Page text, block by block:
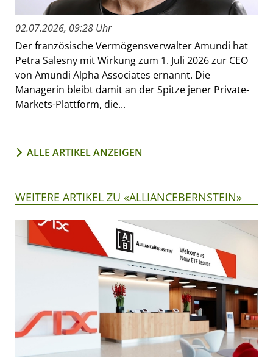
02.07.2026, 09:28 Uhr
Der französische Vermögensverwalter Amundi hat
Petra Salesny mit Wirkung zum 1. Juli 2026 zur CEO
von Amundi Alpha Associates ernannt. Die
Managerin bleibt damit an der Spitze jener Private-
Markets-Plattform, die...
ALLE ARTIKEL ANZEIGEN
WEITERE ARTIKEL ZU «ALLIANCEBERNSTEIN»